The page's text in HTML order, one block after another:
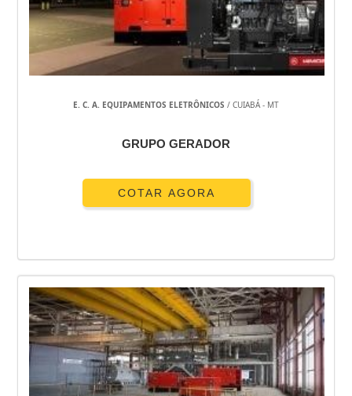
GERADOR DE ENERGIA GRANDE
GERADOR DE ENERGIA GRANDE SP
GERADOR DE ENERGIA GRANDE PORTE
GERADOR DE ENERGIA GASOLINA
GERADOR DE ENERGIA EÓLICA
GERADOR DE ENERGIA ELÉTRICA SILENCIOSO
E. C. A. EQUIPAMENTOS ELETRÔNICOS / CUIABÁ - MT
GRUPO GERADOR
COTAR AGORA